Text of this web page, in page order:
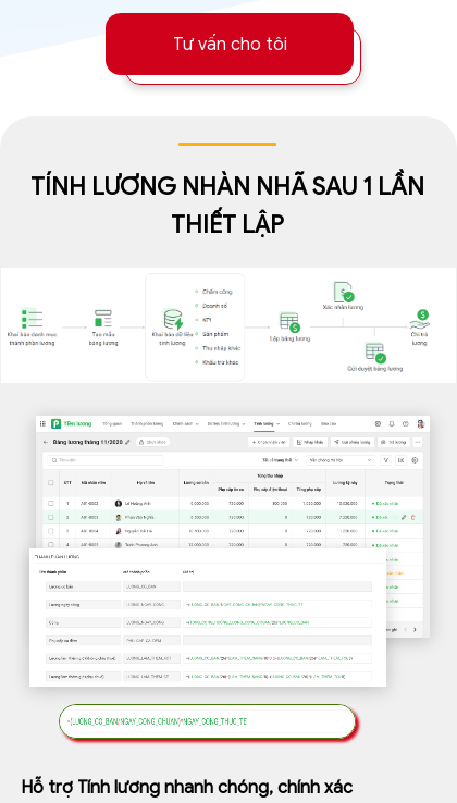
Tư vấn cho tôi
TÍNH LƯƠNG NHÀN NHÃ SAU 1 LẦN
THIẾT LẬP
Hỗ trợ Tính lương nhanh chóng, chính xác